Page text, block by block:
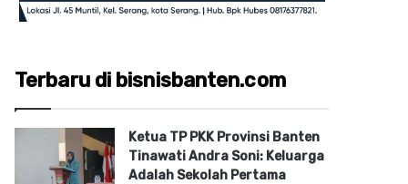
Terbaru di bisnisbanten.com
Ketua TP PKK Provinsi Banten
Tinawati Andra Soni: Keluarga
Adalah Sekolah Pertama